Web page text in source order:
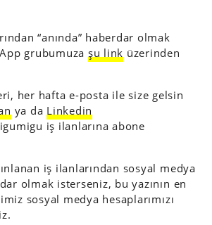
“anında” haberdar olmak
grubumuza şu link üzerinden
her hafta e-posta ile size gelsin
ya da Linkedin
iş ilanlarına abone
iş ilanlarından sosyal medya
olmak isterseniz, bu yazının en
sosyal medya hesaplarımızı